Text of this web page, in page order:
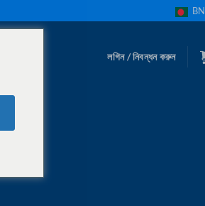
BN
লগিন / নিবন্ধন করুন